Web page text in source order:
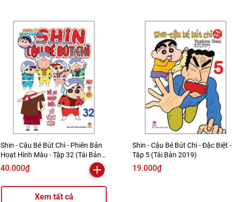
Shin - Cậu Bé Bút Chì - Phiên Bản
Hoạt Hình Màu - Tập 32 (Tái Bản
2019)
40.000₫
Shin - Cậu Bé Bút Chì - Đặc Biệt -
Tập 5 (Tái Bản 2019)
19.000₫
Xem tất cả